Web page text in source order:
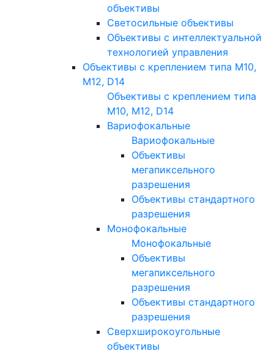
объективы
Светосильные объективы
Объективы с интеллектуальной
технологией управления
Объективы с креплением типа M10,
M12, D14
Объективы с креплением типа
M10, M12, D14
Вариофокальные
Вариофокальные
Объективы
мегапиксельного
разрешения
Объективы стандартного
разрешения
Монофокальные
Монофокальные
Объективы
мегапиксельного
разрешения
Объективы стандартного
разрешения
Сверхширокоугольные
объективы